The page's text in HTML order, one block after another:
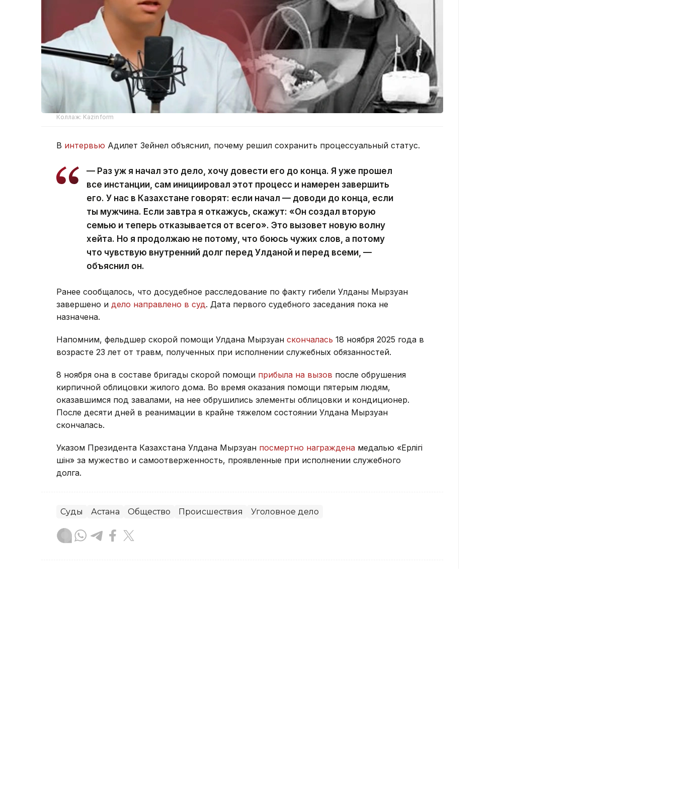
Коллаж: Kazinform
В интервью Адилет Зейнел объяснил, почему решил сохранить процессуальный статус.
— Раз уж я начал это дело, хочу довести его до конца. Я уже прошел
все инстанции, сам инициировал этот процесс и намерен завершить
его. У нас в Казахстане говорят: если начал — доводи до конца, если
ты мужчина. Если завтра я откажусь, скажут: «Он создал вторую
семью и теперь отказывается от всего». Это вызовет новую волну
хейта. Но я продолжаю не потому, что боюсь чужих слов, а потому
что чувствую внутренний долг перед Улданой и перед всеми, —
объяснил он.
Ранее сообщалось, что досудебное расследование по факту гибели Улданы Мырзуан
завершено и дело направлено в суд. Дата первого судебного заседания пока не
назначена.
Напомним, фельдшер скорой помощи Улдана Мырзуан скончалась 18 ноября 2025 года в
возрасте 23 лет от травм, полученных при исполнении служебных обязанностей.
8 ноября она в составе бригады скорой помощи прибыла на вызов после обрушения
кирпичной облицовки жилого дома. Во время оказания помощи пятерым людям,
оказавшимся под завалами, на нее обрушились элементы облицовки и кондиционер.
После десяти дней в реанимации в крайне тяжелом состоянии Улдана Мырзуан
скончалась.
Указом Президента Казахстана Улдана Мырзуан посмертно награждена медалью «Ерлігі
үшін» за мужество и самоотверженность, проявленные при исполнении служебного
долга.
Суды Астана Общество Происшествия Уголовное дело